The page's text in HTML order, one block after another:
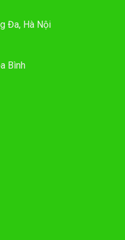
Đa, Hà Nội
Bình